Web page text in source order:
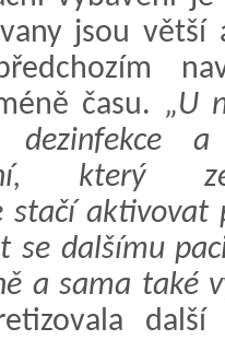
jsou
času. „U
dezinfekce
který
stačí aktivovat
se dalšímu
a sama také